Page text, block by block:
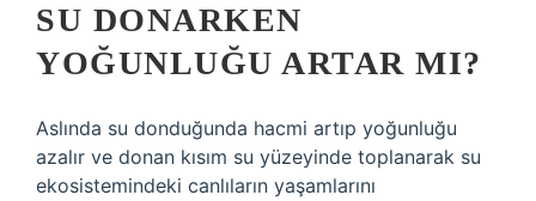
SU DONARKEN
YOĞUNLUĞU ARTAR MI?
Aslında su donduğunda hacmi artıp yoğunluğu
azalır ve donan kısım su yüzeyinde toplanarak su
ekosistemindeki canlıların yaşamlarını